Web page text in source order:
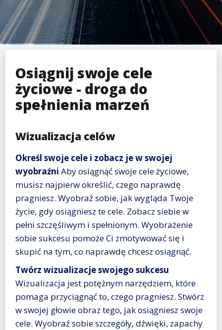
Osiągnij swoje cele
życiowe - droga do
spełnienia marzeń
Wizualizacja celów
Określ swoje cele i zobacz je w swojej
wyobraźni Aby osiągnąć swoje cele życiowe,
musisz najpierw określić, czego naprawdę
pragniesz. Wyobraź sobie, jak wygląda Twoje
życie, gdy osiągniesz te cele. Zobacz siebie w
pełni szczęśliwym i spełnionym. Wyobrażenie
sobie sukcesu pomoże Ci zmotywować się i
skupić na tym, co naprawdę chcesz osiągnąć.
Twórz wizualizacje swojego sukcesu
Wizualizacja jest potężnym narzędziem, które
pomaga przyciągnąć to, czego pragniesz. Stwórz
w swojej głowie obraz tego, jak osiągniesz swoje
cele. Wyobraź sobie szczegóły, dźwięki, zapachy